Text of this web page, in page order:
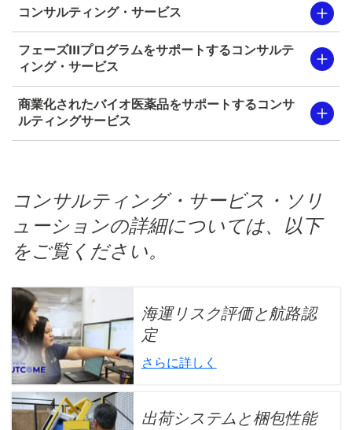
コンサルティング・サービス
フェーズIIIプログラムをサポートするコンサルテ
ィング・サービス
商業化されたバイオ医薬品をサポートするコンサ
ルティングサービス
コンサルティング・サービス・ソリ
ューションの詳細については、以下
をご覧ください。
海運リスク評価と航路認
定
さらに詳しく
出荷システムと梱包性能